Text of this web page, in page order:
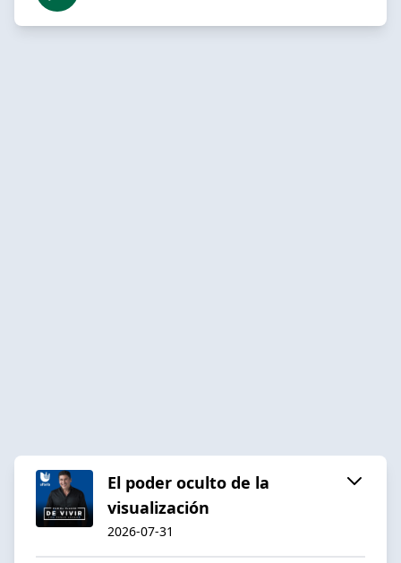
El poder oculto de la
visualización
2026-07-31